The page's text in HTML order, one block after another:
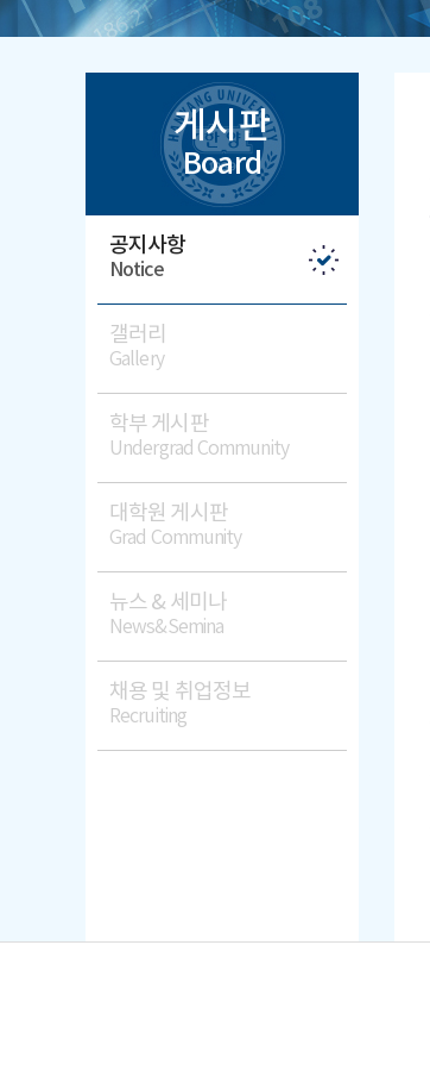
게시판
Board
공지사항
Notice
갤러리
Gallery
학부 게시판
Undergrad Community
대학원 게시판
Grad Community
뉴스 & 세미나
News&Semina
채용 및 취업정보
Recruiting